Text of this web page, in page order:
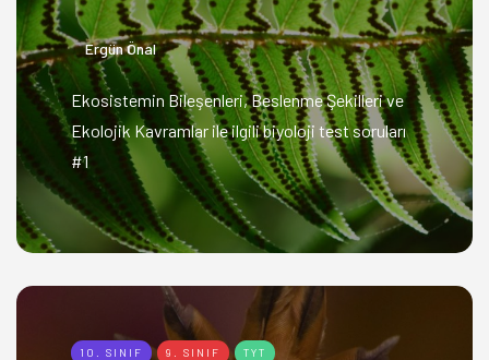
Ergün Önal
Ekosistemin Bileşenleri, Beslenme Şekilleri ve
Ekolojik Kavramlar ile ilgili biyoloji test soruları
#1
10. SINIF 9. SINIF TYT